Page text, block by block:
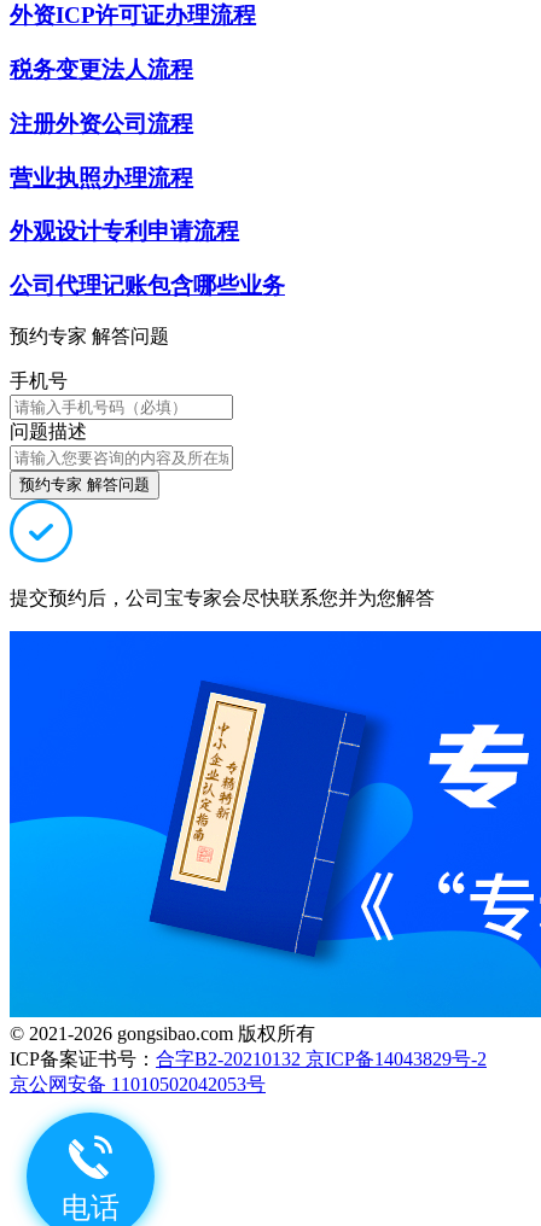
外资ICP许可证办理流程
税务变更法人流程
注册外资公司流程
营业执照办理流程
外观设计专利申请流程
公司代理记账包含哪些业务
预约专家 解答问题
手机号
问题描述
预约专家 解答问题
提交预约后，公司宝专家会尽快联系您并为您解答
© 2021-2026 gongsibao.com 版权所有
ICP备案证书号： 合字B2-20210132 京ICP备14043829号-2
京公网安备 11010502042053号